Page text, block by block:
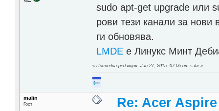
sudo apt-get upgrade или
рови тези канали за нови
ги обновява.
LMDE е Линукс Минт
«Последна редакция: Jan 27, 2015, 07:06 от satir»
malin
Гост Re: Acer